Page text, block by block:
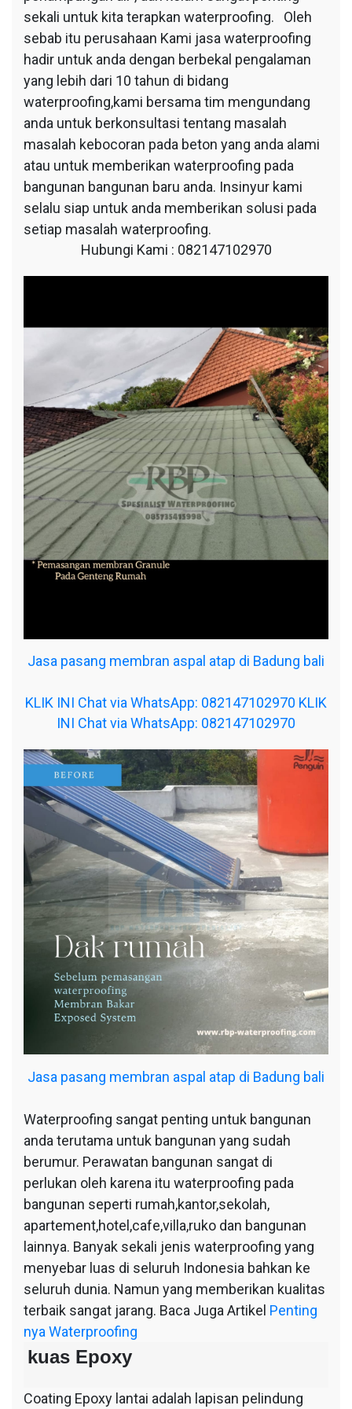
sekali untuk kita terapkan waterproofing. Oleh
sebab itu perusahaan Kami jasa waterproofing
hadir untuk anda dengan berbekal pengalaman
yang lebih dari 10 tahun di bidang
waterproofing,kami bersama tim mengundang
anda untuk berkonsultasi tentang masalah
masalah kebocoran pada beton yang anda alami
atau untuk memberikan waterproofing pada
bangunan bangunan baru anda. Insinyur kami
selalu siap untuk anda memberikan solusi pada
setiap masalah waterproofing.
Hubungi Kami : 082147102970
Jasa pasang membran aspal atap di Badung bali
KLIK INI Chat via WhatsApp: 082147102970 KLIK
INI Chat via WhatsApp: 082147102970
Jasa pasang membran aspal atap di Badung bali
Waterproofing sangat penting untuk bangunan
anda terutama untuk bangunan yang sudah
berumur. Perawatan bangunan sangat di
perlukan oleh karena itu waterproofing pada
bangunan seperti rumah,kantor,sekolah,
apartement,hotel,cafe,villa,ruko dan bangunan
lainnya. Banyak sekali jenis waterproofing yang
menyebar luas di seluruh Indonesia bahkan ke
seluruh dunia. Namun yang memberikan kualitas
terbaik sangat jarang. Baca Juga Artikel Penting
nya Waterproofing
kuas Epoxy
Coating Epoxy lantai adalah lapisan pelindung